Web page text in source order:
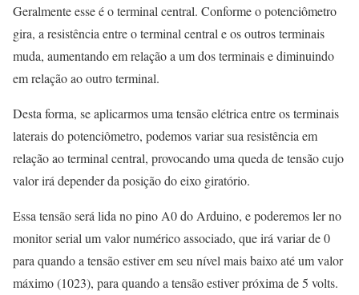
Geralmente esse é o terminal central. Conforme o potenciômetro
gira, a resistência entre o terminal central e os outros terminais
muda, aumentando em relação a um dos terminais e diminuindo
em relação ao outro terminal.
Desta forma, se aplicarmos uma tensão elétrica entre os terminais
laterais do potenciômetro, podemos variar sua resistência em
relação ao terminal central, provocando uma queda de tensão cujo
valor irá depender da posição do eixo giratório.
Essa tensão será lida no pino A0 do Arduino, e poderemos ler no
monitor serial um valor numérico associado, que irá variar de 0
para quando a tensão estiver em seu nível mais baixo até um valor
máximo (1023), para quando a tensão estiver próxima de 5 volts.